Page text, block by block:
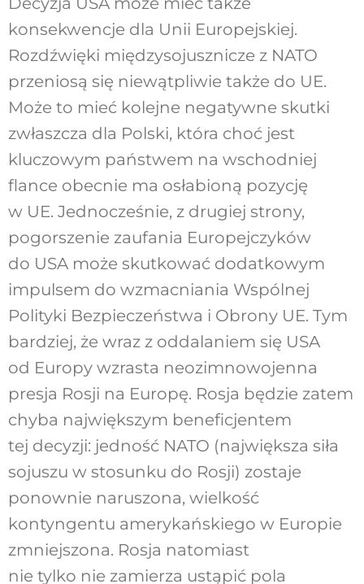
konsekwencje dla Unii Europejskiej.
Rozdźwięki międzysojusznicze z NATO
przeniosą się niewątpliwie także do UE.
Może to mieć kolejne negatywne skutki
zwłaszcza dla Polski, która choć jest
kluczowym państwem na wschodniej
flance obecnie ma osłabioną pozycję
w UE. Jednocześnie, z drugiej strony,
pogorszenie zaufania Europejczyków
do USA może skutkować dodatkowym
impulsem do wzmacniania Wspólnej
Polityki Bezpieczeństwa i Obrony UE. Tym
bardziej, że wraz z oddalaniem się USA
od Europy wzrasta neozimnowojenna
presja Rosji na Europę. Rosja będzie zatem
chyba największym beneficjentem
tej decyzji: jedność NATO (największa siła
sojuszu w stosunku do Rosji) zostaje
ponownie naruszona, wielkość
kontyngentu amerykańskiego w Europie
zmniejszona. Rosja natomiast
nie tylko nie zamierza ustąpić pola